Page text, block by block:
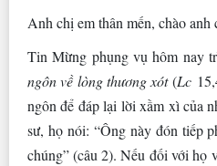
Anh chị em thân mến, chào anh
Tin Mừng phụng vụ hôm nay
ngôn về lòng thương xót(Lc
ngôn để đáp lại lời xầm xì của
sư, họ nói: “Ông này đón tiếp
chúng” (câu 2). Nếu đối với họ